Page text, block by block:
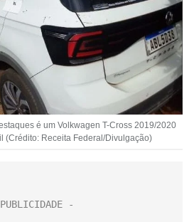
é um Volkwagen T-Cross 2019/2020
(Crédito: Receita Federal/Divulgação)